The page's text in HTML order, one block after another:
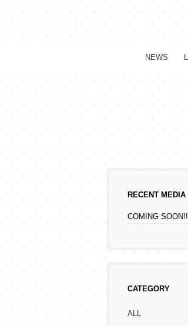
NEWS
RECENT MEDIA
COMING SOON!!
CATEGORY
ALL